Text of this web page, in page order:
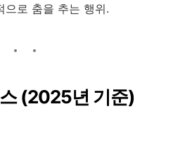
으로 춤을 추는 행위.
(2025년 기준)